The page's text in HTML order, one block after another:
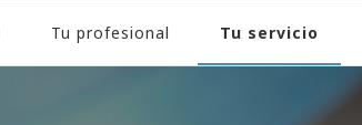
Tu profesional Tu servicio